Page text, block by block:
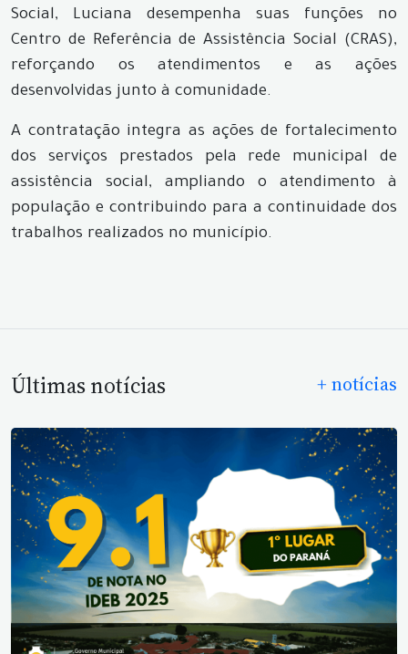
Social, Luciana desempenha suas funções no
Centro de Referência de Assistência Social (CRAS),
reforçando os atendimentos e as ações
desenvolvidas junto à comunidade.
A contratação integra as ações de fortalecimento
dos serviços prestados pela rede municipal de
assistência social, ampliando o atendimento à
população e contribuindo para a continuidade dos
trabalhos realizados no município.
Últimas notícias + notícias